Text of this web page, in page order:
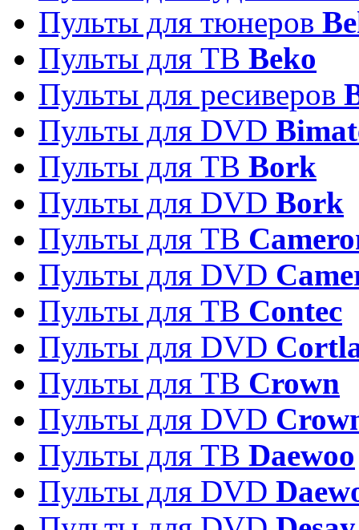
Пульты для тюнеров
Пульты для ТВ Beko
Пульты для ресиверов
Пульты для DVD
Пульты для ТВ Bork
Пульты для DVD Bork
Пульты для ТВ
Пульты для DVD
Пульты для ТВ Contec
Пульты для DVD
Пульты для ТВ Crown
Пульты для DVD
Пульты для ТВ Daewoo
Пульты для DVD